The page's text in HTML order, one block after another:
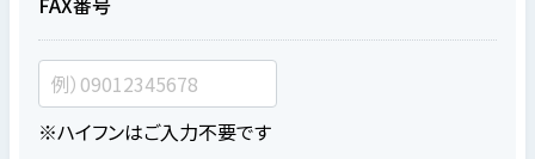
※ハイフンはご入力不要です